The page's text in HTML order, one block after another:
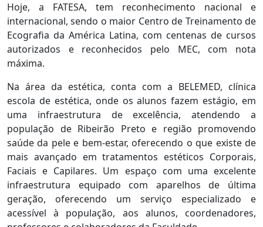
Hoje, a FATESA, tem reconhecimento nacional e
internacional, sendo o maior Centro de Treinamento de
Ecografia da América Latina, com centenas de cursos
autorizados e reconhecidos pelo MEC, com nota
máxima.
Na área da estética, conta com a BELEMED, clínica
escola de estética, onde os alunos fazem estágio, em
uma infraestrutura de excelência, atendendo a
população de Ribeirão Preto e região promovendo
saúde da pele e bem-estar, oferecendo o que existe de
mais avançado em tratamentos estéticos Corporais,
Faciais e Capilares. Um espaço com uma excelente
infraestrutura equipado com aparelhos de última
geração, oferecendo um serviço especializado e
acessível à população, aos alunos, coordenadores,